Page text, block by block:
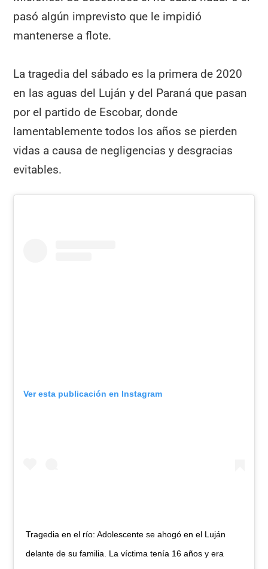
pasó algún imprevisto que le impidió
mantenerse a flote.
La tragedia del sábado es la primera de 2020
en las aguas del Luján y del Paraná que pasan
por el partido de Escobar, donde
lamentablemente todos los años se pierden
vidas a causa de negligencias y desgracias
evitables.
Ver esta publicación en Instagram
Tragedia en el río: Adolescente se ahogó en el Luján
delante de su familia. La víctima tenía 16 años y era